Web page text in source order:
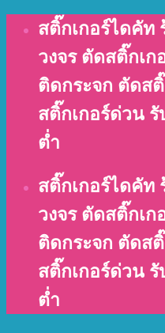
content
สติ๊กเกอร์ไดคัท
วงจร ตัดสติ๊กเ
ติดกระจก ตัดส
สติ๊กเกอร์ด่วน
ต่ำ
สติ๊กเกอร์ไดคัท
วงจร ตัดสติ๊กเ
ติดกระจก ตัดส
สติ๊กเกอร์ด่วน
ต่ำ